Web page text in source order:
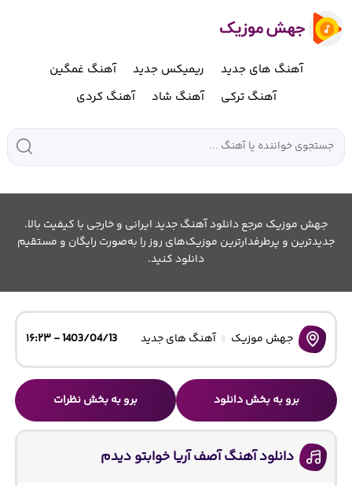
آهنگ های جدید ریمیکس جدید
آهنگ غمگین
آهنگ ترکی
آهنگ شاد آهنگ کردی
جهش موزیک مرجع دانلود آهنگ جدید ایرانی و خارجی با کیفیت بالا.
جدیدترین و پرطرفدارترین موزیک‌های روز را به‌صورت رایگان و مستقیم
دانلود کنید.
جهش موزیک آهنگ های جدید 1403/04/13 - ۱۶:۲۳
برو به بخش دانلود برو به بخش نظرات
دانلود آهنگ آصف آریا خوابتو دیدم